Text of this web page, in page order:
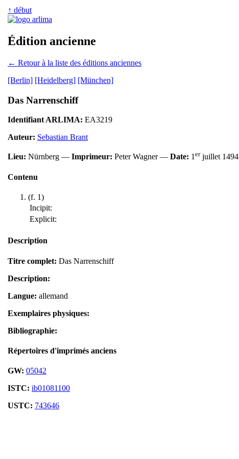
↑ début
Édition ancienne
← Retour à la liste des éditions anciennes
[Berlin] [Heidelberg] [München]
Das Narrenschiff
Identifiant ARLIMA: EA3219
Auteur: Sebastian Brant
Lieu: Nürnberg — Imprimeur: Peter Wagner — Date: 1erjuillet 1494
Contenu
(f. 1)
Incipit:
Explicit:
Description
Titre complet: Das Narrenschiff
Description:
Langue: allemand
Exemplaires physiques:
Bibliographie:
Répertoires d'imprimés anciens
GW: 05042
ISTC: ib01081100
USTC: 743646